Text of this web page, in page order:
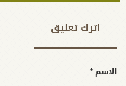
اترك تعلیق
الاسم *